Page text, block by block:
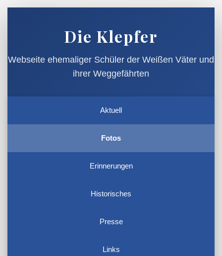
Die Klepfer
Webseite ehemaliger Schüler der Weißen Väter und
ihrer Weggefährten
Aktuell
Fotos
Erinnerungen
Historisches
Presse
Links